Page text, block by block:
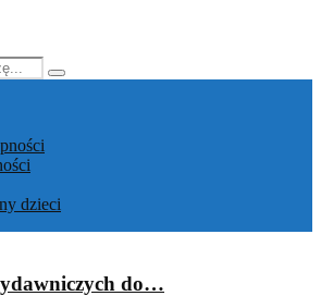
Search
dzieci
do…